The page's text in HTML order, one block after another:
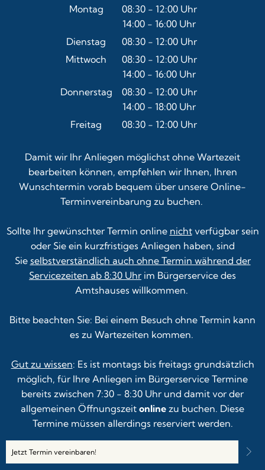
Montag 08:30- 12:00Uhr
Von 08:30 bis 12:00 Uhr
14:00 - 16:00 Uhr
Von 14:00 bis 16:00 Uhr
Dienstag 08:30- 12:00Uhr
Von 08:30 bis 12:00 Uhr
Mittwoch 08:30- 12:00Uhr
Von 08:30 bis 12:00 Uhr
14:00 - 16:00 Uhr
Von 14:00 bis 16:00 Uhr
Donnerstag 08:30- 12:00Uhr
Von 08:30 bis 12:00 Uhr
14:00 - 18:00 Uhr
Von 14:00 bis 18:00 Uhr
Freitag 08:30- 12:00Uhr
Damit wir Ihr Anliegen möglichst ohne Wartezeit
bearbeiten können, empfehlen wir Ihnen, Ihren
Wunschtermin vorab bequem über unsere Online-
Terminvereinbarung zu buchen.
Sollte Ihr gewünschter Termin online nichtverfügbar sein
oder Sie ein kurzfristiges Anliegen haben, sind
Sie selbstverständlich auch ohne Termin während der
Servicezeiten ab 8:30 Uhr im Bürgerservice des
Amtshauses willkommen.
Bitte beachten Sie: Bei einem Besuch ohne Termin kann
es zu Wartezeiten kommen.
Gut zu wissen: Es ist montags bis freitags grundsätzlich
möglich, für Ihre Anliegen im Bürgerservice Termine
bereits zwischen 7:30 - 8:30 Uhr und damit vor der
allgemeinen Öffnungszeit online zu buchen. Diese
Termine müssen allerdings reserviert werden.
Jetzt Termin vereinbaren!